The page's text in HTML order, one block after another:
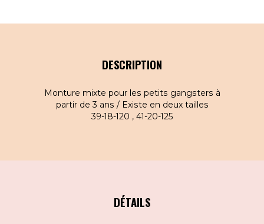
DESCRIPTION
Monture mixte pour les petits gangsters à
partir de 3 ans / Existe en deux tailles
39-18-120 , 41-20-125
DÉTAILS